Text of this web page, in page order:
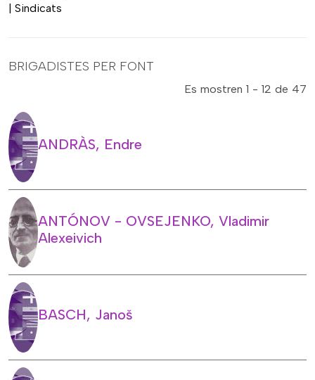
| Sindicats
BRIGADISTES PER FONT
Es mostren 1 - 12 de 47
ANDRÀS, Endre
ANTÓNOV - OVSEJENKO, Vladimir
Alexeivich
BASCH, Janoš